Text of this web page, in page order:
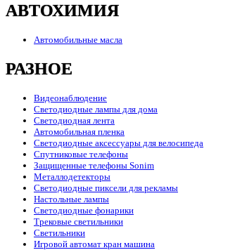
АВТОХИМИЯ
Автомобильные масла
РАЗНОЕ
Видеонаблюдение
Светодиодные лампы для дома
Светодиодная лента
Автомобильная пленка
Светодиодные аксессуары для велосипеда
Спутниковые телефоны
Защищенные телефоны Sonim
Металлодетекторы
Светодиодные пиксели для рекламы
Настольные лампы
Светодиодные фонарики
Трековые светильники
Светильники
Игровой автомат кран машина